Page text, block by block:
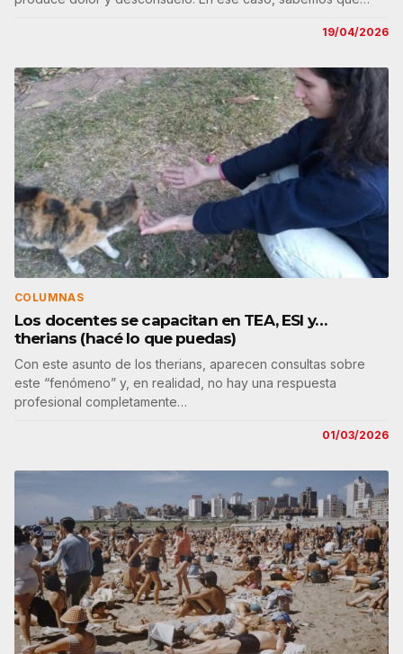
19/04/2026
COLUMNAS
Los docentes se capacitan en TEA, ESI y…
therians (hacé lo que puedas)
Con este asunto de los therians, aparecen consultas sobre
este “fenómeno” y, en realidad, no hay una respuesta
profesional completamente…
01/03/2026